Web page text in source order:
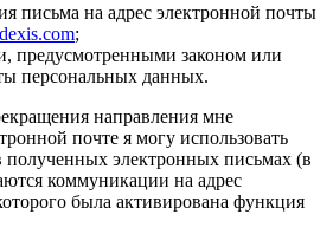
письма на адрес электронной почты
;
предусмотренными законом или
персональных данных.
направления мне
почте я могу использовать
полученных электронных письмах (в
коммуникации на адрес
была активирована функция